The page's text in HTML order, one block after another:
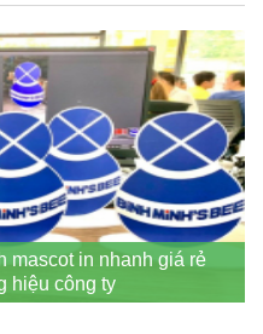
mascot in nhanh giá rẻ
hiệu công ty